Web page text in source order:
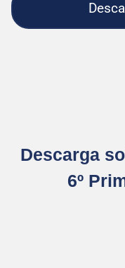
Descarga
6º